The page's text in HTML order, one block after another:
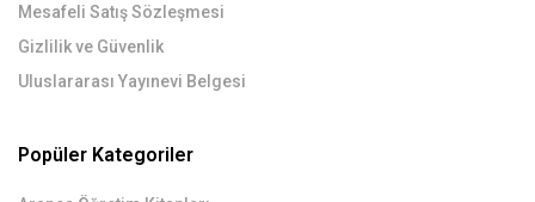
Mesafeli Satış Sözleşmesi
Gizlilik ve Güvenlik
Uluslararası Yayınevi Belgesi
Popüler Kategoriler